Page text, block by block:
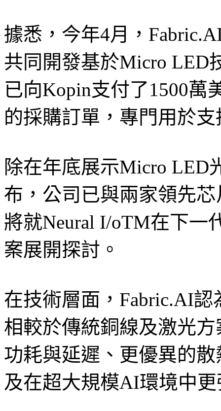
據悉，今年4月，
共同開發基於Micro LED
已向Kopin支付了1500萬
的採購訂單，專門用於
除在年底展示Micro LED
布，公司已與兩家領先
將就Neural I/oTM在下一
案展開探討。
在技術層面，Fabric.AI
相較於傳統銅線及激光
功耗與延遲、更優異的
及在超大規模AI環境中